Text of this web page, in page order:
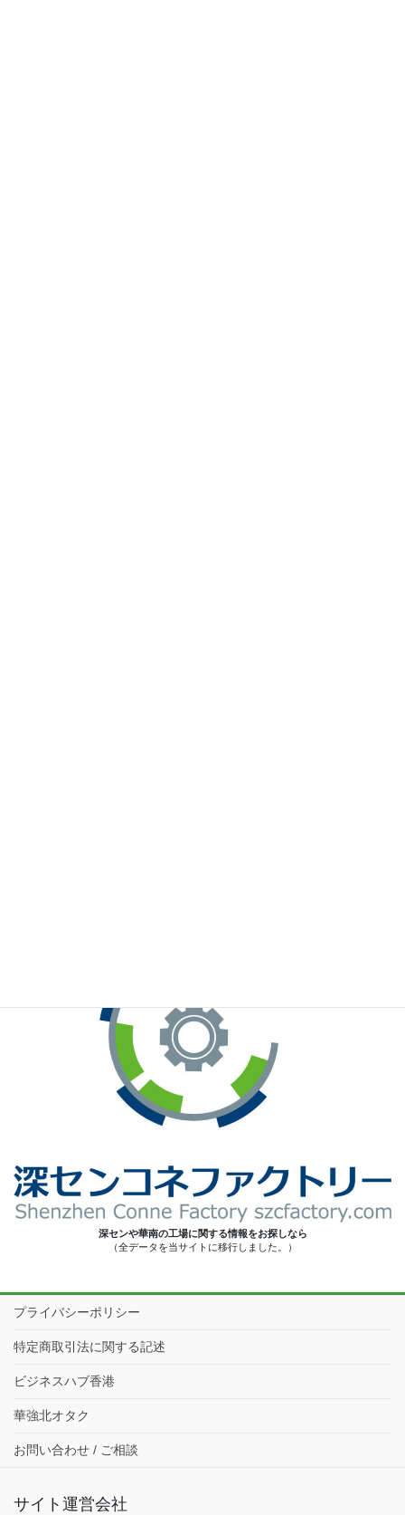
深センや華南の工場に関する情報をお探しなら
（全データを当サイトに移行しました。）
プライバシーポリシー
特定商取引法に関する記述
ビジネスハブ香港
華強北オタク
お問い合わせ / ご相談
サイト運営会社